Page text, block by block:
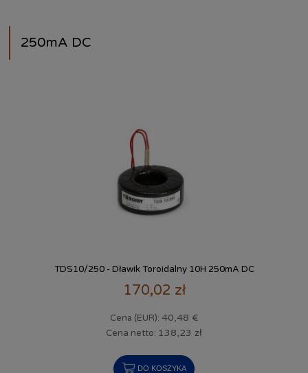
250mA DC
TDS10/250 - Dławik Toroidalny 10H 250mA DC
170,02 zł
Cena (EUR): 40,48 €
Cena netto: 138,23 zł
DO KOSZYKA